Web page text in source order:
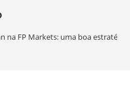
na FP Markets: uma boa